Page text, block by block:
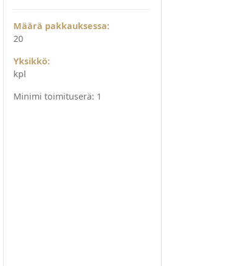
Määrä pakkauksessa:
20
Yksikkö:
kpl
Minimi toimituserä: 1